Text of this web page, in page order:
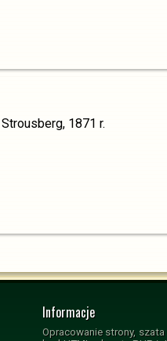
1871 r.
Informacje
Opracowanie strony, szata